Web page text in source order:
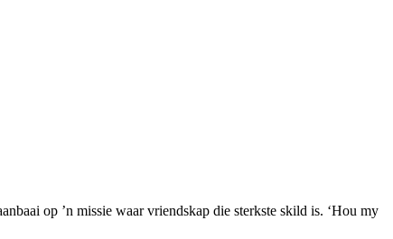
op ’n missie waar vriendskap die sterkste skild is. ‘Hou my